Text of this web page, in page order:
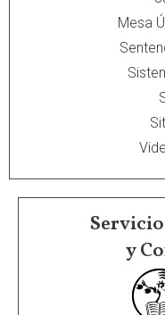
Mesa
y